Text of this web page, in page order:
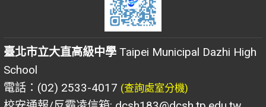
臺北市立大直高級中學 Taipei Municipal Dazhi High
School
電話：(02) 2533-4017 (查詢處室分機)